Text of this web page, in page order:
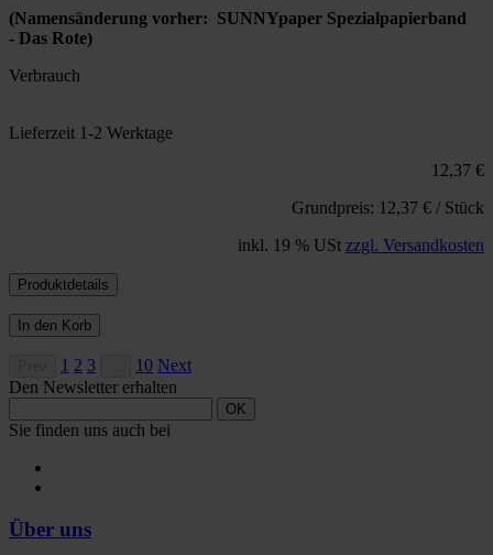
(Namensänderung vorher: SUNNYpaper Spezialpapierband
- Das Rote)
Verbrauch
Lieferzeit 1-2 Werktage
12,37 €
Grundpreis: 12,37 € / Stück
inkl. 19 % USt zzgl. Versandkosten
Produktdetails
In den Korb
1 2 3 10 Next
Den Newsletter erhalten
OK
Sie finden uns auch bei
Über uns